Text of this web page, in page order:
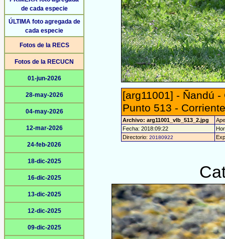
de cada especie
ÚLTIMA foto agregada de
cada especie
Fotos de la RECS
Fotos de la RECUCN
01-jun-2026
28-may-2026
04-may-2026
12-mar-2026
24-feb-2026
18-dic-2025
16-dic-2025
13-dic-2025
12-dic-2025
09-dic-2025
[arg11001] - Ñandú
Punto 513 -
Archivo: arg11001_vlb_513_2.jpg
Fecha: 2018:09:22
Directorio: 20180922